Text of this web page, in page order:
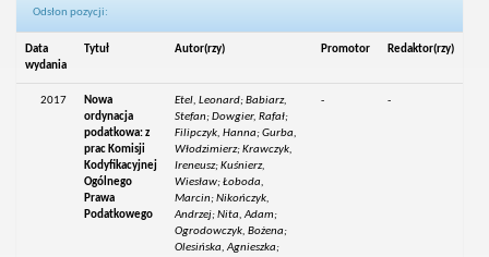
Odsłon pozycji:
Data
wydania
Tytuł Autor(rzy) Promotor Redaktor(rzy)
2017
Nowa
ordynacja
podatkowa: z
prac Komisji
Kodyfikacyjnej
Ogólnego
Prawa
Podatkowego
Etel, Leonard; Babiarz,
Stefan; Dowgier, Rafał;
Filipczyk, Hanna; Gurba,
Włodzimierz; Krawczyk,
Ireneusz; Kuśnierz,
Wiesław; Łoboda,
Marcin; Nikończyk,
Andrzej; Nita, Adam;
Ogrodowczyk, Bożena;
Olesińska, Agnieszka;
- -